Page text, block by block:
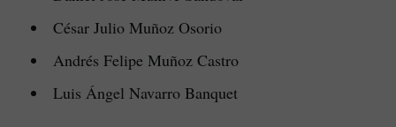
César Julio Muñoz Osorio
Andrés Felipe Muñoz Castro
Luis Ángel Navarro Banquet